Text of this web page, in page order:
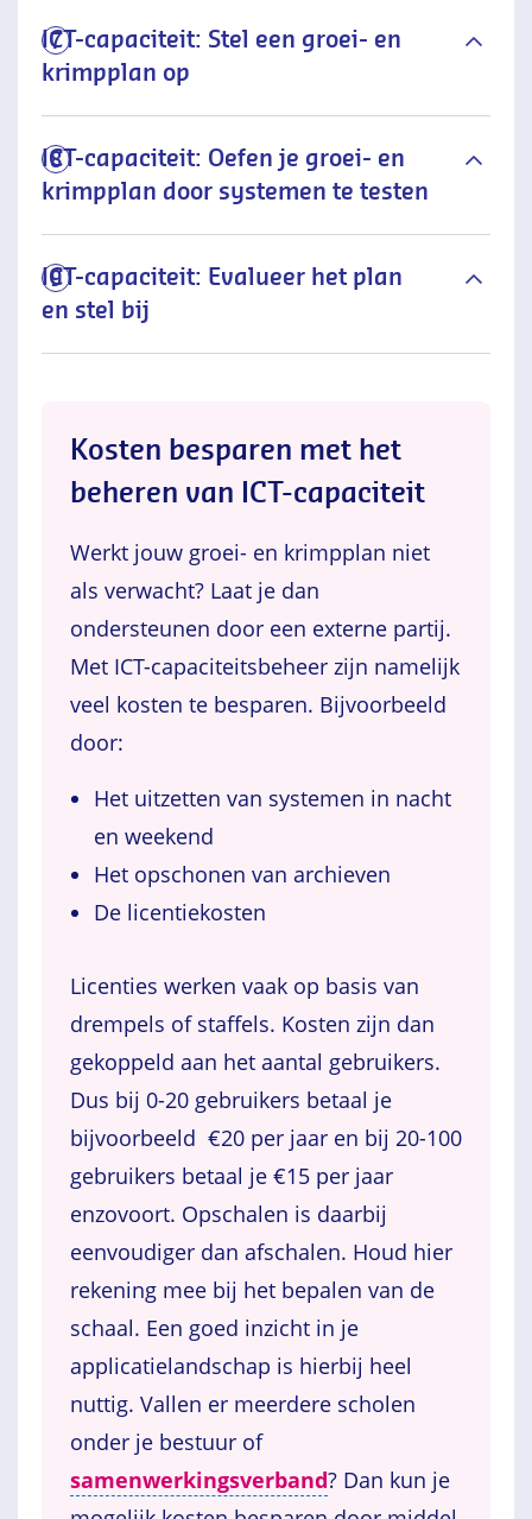
7
ICT-capaciteit: Stel een groei- en
krimpplan op
8
ICT-capaciteit: Oefen je groei- en
krimpplan door systemen te testen
9
ICT-capaciteit: Evalueer het plan
en stel bij
Kosten besparen met het
beheren van ICT-capaciteit
Werkt jouw groei- en krimpplan niet
als verwacht? Laat je dan
ondersteunen door een externe partij.
Met ICT-capaciteitsbeheer zijn namelijk
veel kosten te besparen. Bijvoorbeeld
door:
Het uitzetten van systemen in nacht
en weekend
Het opschonen van archieven
De licentiekosten
Licenties werken vaak op basis van
drempels of staffels. Kosten zijn dan
gekoppeld aan het aantal gebruikers.
Dus bij 0-20 gebruikers betaal je
bijvoorbeeld €20 per jaar en bij 20-100
gebruikers betaal je €15 per jaar
enzovoort. Opschalen is daarbij
eenvoudiger dan afschalen. Houd hier
rekening mee bij het bepalen van de
schaal. Een goed inzicht in je
applicatielandschap is hierbij heel
nuttig. Vallen er meerdere scholen
onder je bestuur of
samenwerkingsverband? Dan kun je